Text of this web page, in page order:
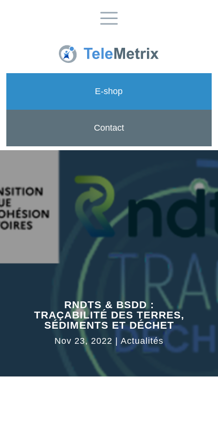
E-shop
Contact
RNDTS & BSDD :
TRAÇABILITÉ DES TERRES,
SÉDIMENTS ET DÉCHET
Nov 23, 2022 Actualités